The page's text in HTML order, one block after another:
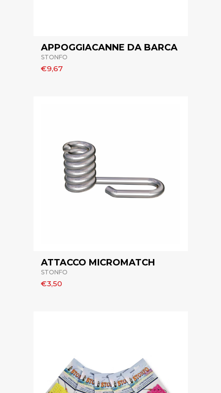
APPOGGIACANNE DA BARCA
STONFO
€9,67
ATTACCO MICROMATCH
STONFO
€3,50